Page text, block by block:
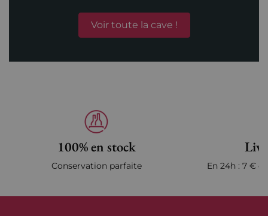
Voir toute la cave !
100% en stock
Conservation parfaite En 24h : 7 €